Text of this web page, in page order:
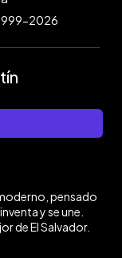
2026
pensado
y se une.
de El Salvador.